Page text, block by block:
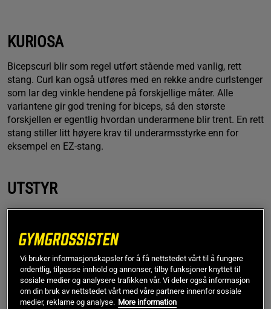
KURIOSA
Bicepscurl blir som regel utført stående med vanlig, rett
stang. Curl kan også utføres med en rekke andre curlstenger
som lar deg vinkle hendene på forskjellige måter. Alle
variantene gir god trening for biceps, så den største
forskjellen er egentlig hvordan underarmene blir trent. En rett
stang stiller litt høyere krav til underarmsstyrke enn for
eksempel en EZ-stang.
UTSTYR
Her finner du forslag til personlig treningsutstyr som aktivt
risikoen for skader.
Bicepscurl er en isolasjonsøvelse der man bruker
forholdsvis lav vekt. Hvis du likevel har problemer med at
grepet svikter, kan det være lurt å investere i et par gode
treningshanskerellermagnesiumkarbonat
Vi bruker informasjonskapsler for å få nettstedet vårt til å fungere
ordentlig, tilpasse innhold og annonser, tilby funksjoner knyttet til
sosiale medier og analysere trafikken vår. Vi deler også informasjon
om din bruk av nettstedet vårt med våre partnere innenfor sosiale
medier, reklame og analyse. More information